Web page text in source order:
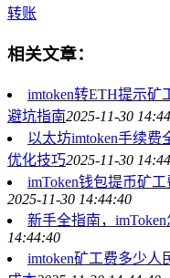
转账
相关文章：
imtoken转ETH提示矿
避坑指南2025-11-30
以太坊imtoken手续
优化技巧2025-11-30
imToken钱包提币矿
2025-11-30 14:44:40
新手全指南，
14:44:40
imtoken矿工费多少人